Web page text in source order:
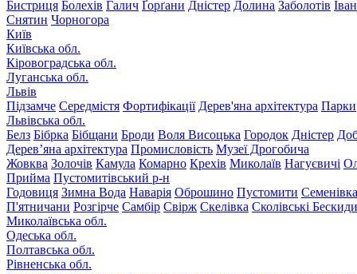
Бистриця Болехів Галич Ґорґани Дністер Долина Заболотів
Снятин Чорногора
Київ
Київська обл.
Кіровоградська обл.
Луганська обл.
Львів
Підзамче Середмістя Фортифікації Дерев'яна архітектура Парки
Львівська обл.
Белз Бібрка Бібщани Броди Воля Висоцька Городок Дністер
Дерев’яна архітектура Промисловість Музеї Дрогобича
Жовква Золочів Камула Комарно Крехів Миколаїв Нагуєвичі
Прийма Пустомитівський р-н
Годовиця Зимна Вода Наварія Оброшино Пустомити Семенівка
П'ятничани Розгірче Самбір Свірж Скелівка Сколівські Бескиди
Миколаївська обл.
Одеська обл.
Полтавська обл.
Рівненська обл.